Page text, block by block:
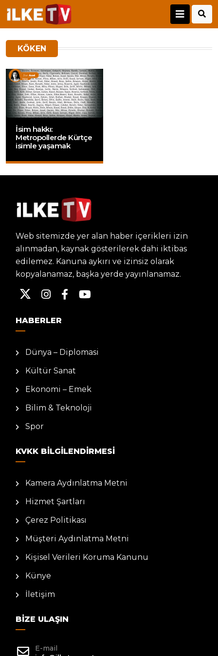
KÖKEN
İsim hakkı:
Metropollerde Kürtçe
isimle yaşamak
Web sitemizde yer alan haber içerikleri izin
alınmadan, kaynak gösterilerek dahi iktibas
edilemez. Kanuna aykırı ve izinsiz olarak
kopyalanamaz, başka yerde yayınlanamaz.
HABERLER
Dünya – Diplomasi
Kültür Sanat
Ekonomi – Emek
Bilim & Teknoloji
Spor
KVKK BILGILENDIRMESI
Kamera Aydınlatma Metni
Hizmet Şartları
Çerez Politikası
Müşteri Aydınlatma Metni
Kişisel Verileri Koruma Kanunu
Künye
İletişim
BIZE ULAŞIN
E-mail